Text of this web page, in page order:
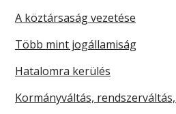
A köztársaság vezetése
Több mint jogállamiság
Hatalomra kerülés
Kormányváltás,